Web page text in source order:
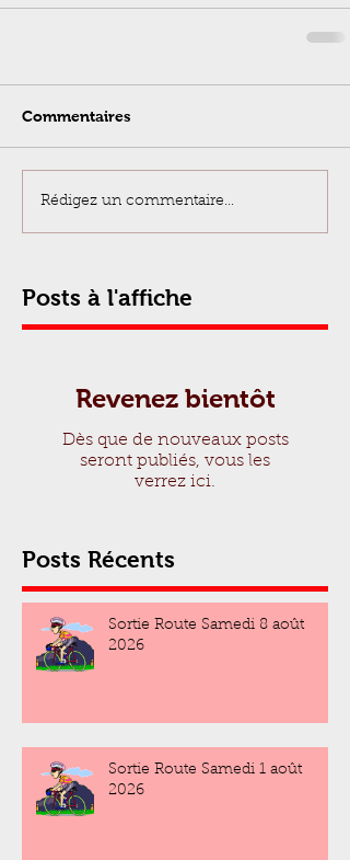
Commentaires
Rédigez un commentaire...
Posts à l'affiche
Revenez bientôt
Dès que de nouveaux posts
seront publiés, vous les
verrez ici.
Posts Récents
Sortie Route Samedi 8 août
2026
Sortie Route Samedi 1 août
2026